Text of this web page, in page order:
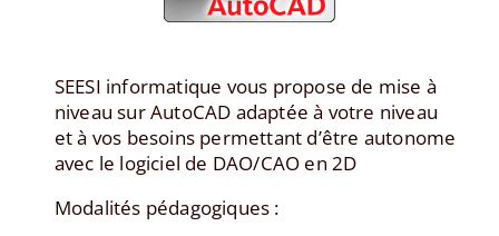
SEESI informatique vous propose de mise à
niveau sur AutoCAD adaptée à votre niveau
et à vos besoins permettant d’être autonome
avec le logiciel de DAO/CAO en 2D
Modalités pédagogiques :